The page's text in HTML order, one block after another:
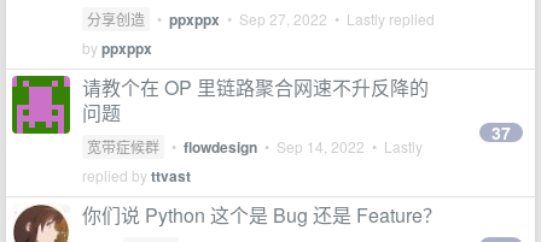
分享创造 • ppxppx • Sep 27, 2022 • Lastly replied
byppxppx
请教个在 OP 里链路聚合网速不升反降的
问题
宽带症候群 • flowdesign • Sep 14, 2022 • Lastly
replied byttvast
37
你们说 Python 这个是 Bug 还是 Feature？